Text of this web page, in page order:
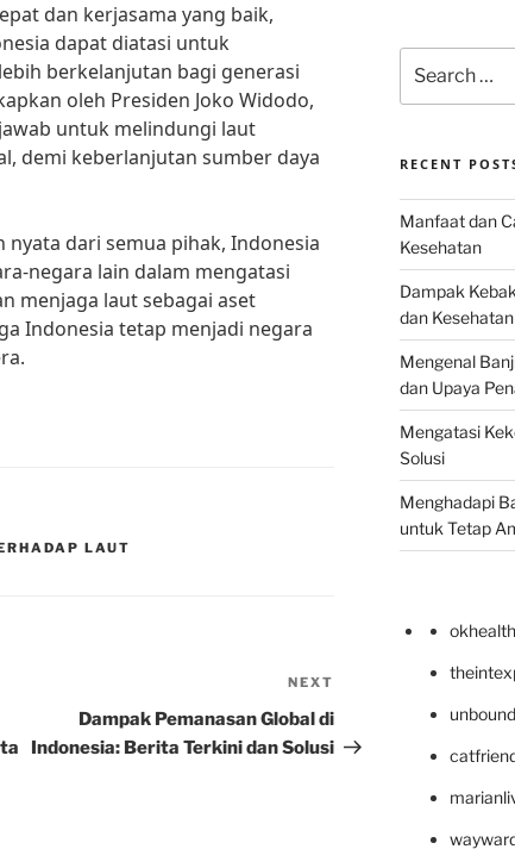
dan kerjasama yang baik,
dapat diatasi untuk
berkelanjutan bagi generasi
oleh Presiden Joko Widodo,
untuk melindungi laut
demi keberlanjutan sumber daya
dari semua pihak, Indonesia
negara lain dalam mengatasi
menjaga laut sebagai aset
Indonesia tetap menjadi negara
LAUT
Post
NEXT
Dampak Pemanasan Global di
Indonesia: Berita Terkini dan Solusi
for:
RECENT
Manfaat dan
Kesehatan
Dampak
dan
Mengenal
dan Upaya
Mengatasi
Solusi
Menghadapi
untuk Tetap